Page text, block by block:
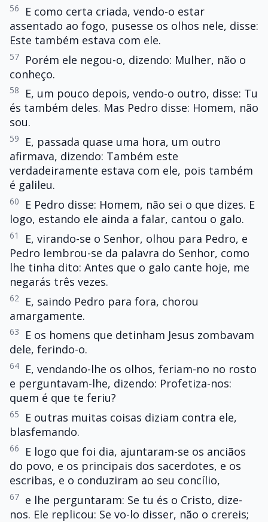
56
E como certa criada, vendo-o estar
assentado ao fogo, pusesse os olhos nele, disse:
Este também estava com ele.
57
Porém ele negou-o, dizendo: Mulher, não o
conheço.
58
E, um pouco depois, vendo-o outro, disse: Tu
és também deles. Mas Pedro disse: Homem, não
sou.
59
E, passada quase uma hora, um outro
afirmava, dizendo: Também este
verdadeiramente estava com ele, pois também
é galileu.
60
E Pedro disse: Homem, não sei o que dizes. E
logo, estando ele ainda a falar, cantou o galo.
61
E, virando-se o Senhor, olhou para Pedro, e
Pedro lembrou-se da palavra do Senhor, como
lhe tinha dito: Antes que o galo cante hoje, me
negarás três vezes.
62
E, saindo Pedro para fora, chorou
amargamente.
63
E os homens que detinham Jesus zombavam
dele, ferindo-o.
64
E, vendando-lhe os olhos, feriam-no no rosto
e perguntavam-lhe, dizendo: Profetiza-nos:
quem é que te feriu?
65
E outras muitas coisas diziam contra ele,
blasfemando.
66
E logo que foi dia, ajuntaram-se os anciãos
do povo, e os principais dos sacerdotes, e os
escribas, e o conduziram ao seu concílio,
67 e lhe perguntaram: Se tu és o Cristo, dize-
nos. Ele replicou: Se vo-lo disser, não o crereis;